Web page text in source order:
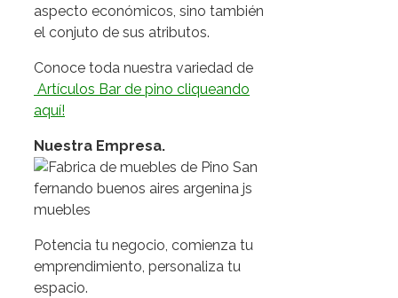
aspecto económicos, sino también
el conjuto de sus atributos.
Conoce toda nuestra variedad de
Artículos Bar de pino cliqueando
aquí!
Nuestra Empresa.
Potencia tu negocio, comienza tu
emprendimiento, personaliza tu
espacio.